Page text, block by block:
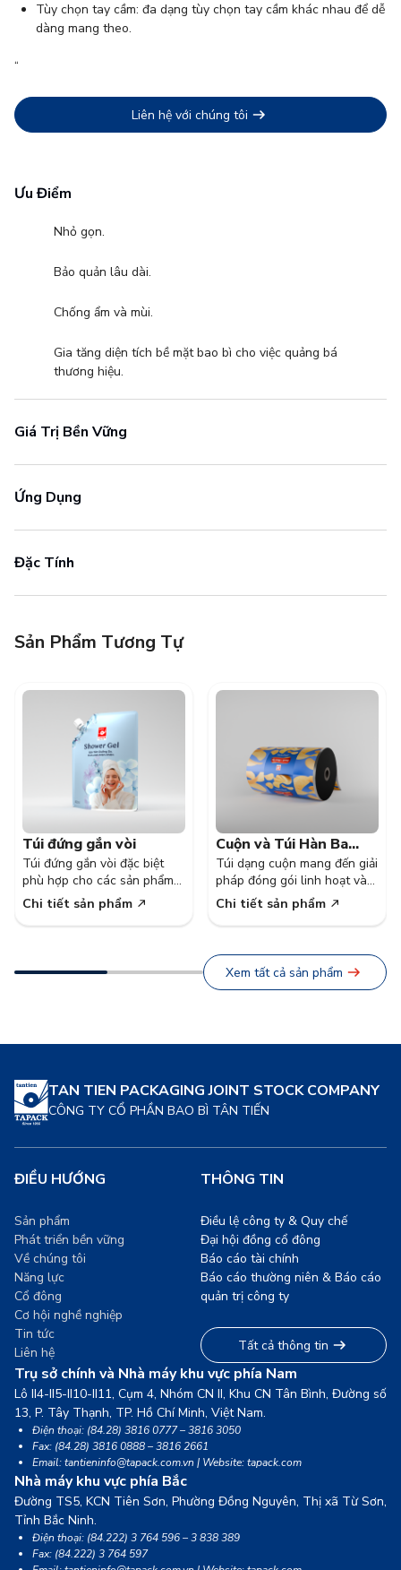
Tùy chọn tay cầm: đa dạng tùy chọn tay cầm khác nhau để dễ
dàng mang theo.
“
Liên hệ với chúng tôi
Ưu Điểm
Nhỏ gọn.
Bảo quản lâu dài.
Chống ẩm và mùi.
Gia tăng diện tích bề mặt bao bì cho việc quảng bá
thương hiệu.
Giá Trị Bền Vững
Ứng Dụng
Đặc Tính
Sản Phẩm Tương Tự
Túi đứng gắn vòi
Túi đứng gắn vòi đặc biệt
phù hợp cho các sản phẩm
dạng lỏng và sệt, thuận tiện
cho người sử dụng, thay thế
các chai nhựa có chi phí bao
Chi tiết sản phẩm
Cuộn và Túi Hàn Ba
Biên
Túi dạng cuộn mang đến giải
pháp đóng gói linh hoạt và
tiện lợi
Chi tiết sản phẩm
Xem tất cả sản phẩm
TAN TIEN PACKAGING JOINT STOCK COMPANY
CÔNG TY CỔ PHẦN BAO BÌ TÂN TIẾN
Trụ sở chính và Nhà máy khu vực phía Nam
Lô II4-II5-II10-II11, Cụm 4, Nhóm CN II, Khu CN Tân Bình, Đường số
13, P. Tây Thạnh, TP. Hồ Chí Minh, Việt Nam.
Điện thoại: (84.28) 3816 0777 – 3816 3050
Fax: (84.28) 3816 0888 – 3816 2661
Email: tantieninfo@tapack.com.vn | Website: tapack.com
Nhà máy khu vực phía Bắc
Đường TS5, KCN Tiên Sơn, Phường Đồng Nguyên, Thị xã Từ Sơn,
Tỉnh Bắc Ninh.
Điện thoại: (84.222) 3 764 596 – 3 838 389
Fax: (84.222) 3 764 597
ĐIỀU HƯỚNG
Sản phẩm
Phát triển bền vững
Về chúng tôi
Năng lực
Cổ đông
Cơ hội nghề nghiệp
Tin tức
Liên hệ
THÔNG TIN
Điều lệ công ty & Quy chế
Đại hội đồng cổ đông
Báo cáo tài chính
Báo cáo thường niên & Báo cáo
quản trị công ty
Tất cả thông tin